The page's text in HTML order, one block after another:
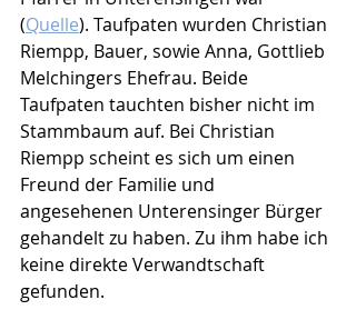
(Quelle). Taufpaten wurden Christian
Riempp, Bauer, sowie Anna, Gottlieb
Melchingers Ehefrau. Beide
Taufpaten tauchten bisher nicht im
Stammbaum auf. Bei Christian
Riempp scheint es sich um einen
Freund der Familie und
angesehenen Unterensinger Bürger
gehandelt zu haben. Zu ihm habe ich
keine direkte Verwandtschaft
gefunden.